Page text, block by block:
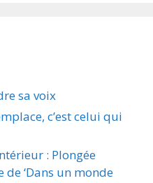
sa voix
c’est celui qui
: Plongée
‘Dans un monde